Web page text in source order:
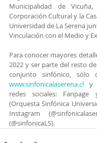
Municipalidad de
Corporación Cultural y la
Universidad de La Serena
Vinculación con el Medio y
Para conocer mayores
2022 y ser parte del resto
www.sinfonicalaserena.cl y
redes sociales: Fanpage
(Orquesta Sinfónica
Instagram
(@sinfonicaLS).